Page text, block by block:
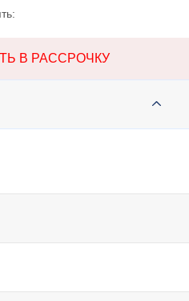
В РАССРОЧКУ